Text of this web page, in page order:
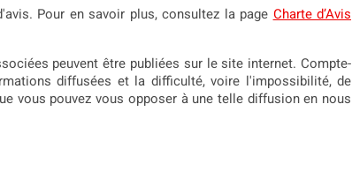
Pour en savoir plus, consultez la page Charte d’Avis
peuvent être publiées sur le site internet. Compte-
diffusées et la difficulté, voire l'impossibilité, de
vous pouvez vous opposer à une telle diffusion en nous